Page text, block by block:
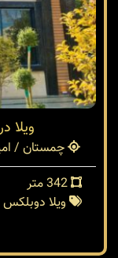
ویلا
چمستان /
ویلا دوبلکس